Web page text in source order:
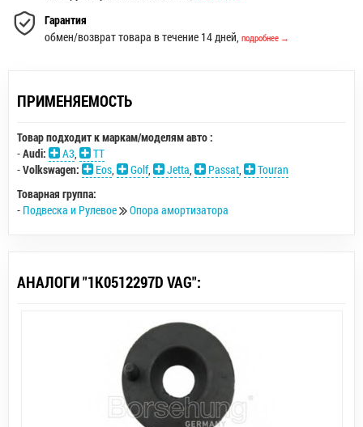
Гарантия
обмен/возврат товара в течение 14 дней, подробнее →
ПРИМЕНЯЕМОСТЬ
Товар подходит к маркам/моделям авто :
-Audi: A3,
TT
-Volkswagen: Eos, Golf, Jetta, Passat,
Touran
Товарная группа:
- Подвеска и Рулевое Опора амортизатора
АНАЛОГИ "1K0512297D VAG":